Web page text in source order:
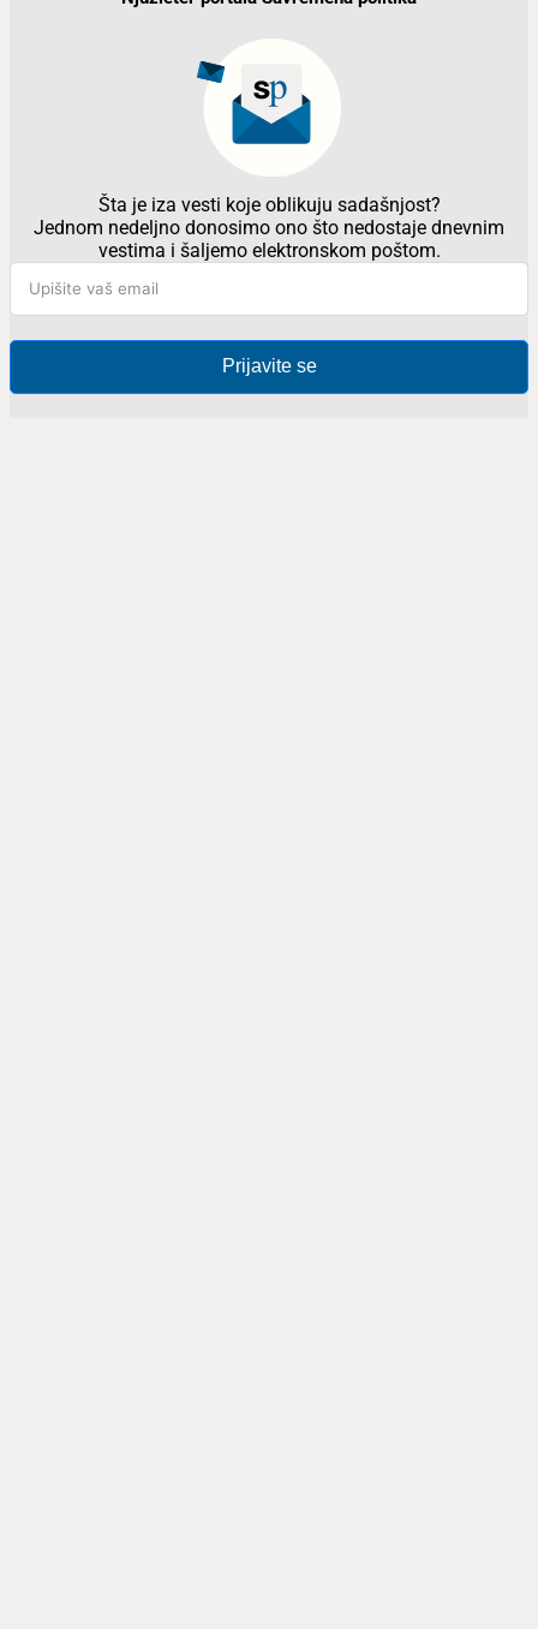
Šta je iza vesti koje oblikuju sadašnjost?
Jednom nedeljno donosimo ono što nedostaje dnevnim
vestima i šaljemo elektronskom poštom.
Prijavite se